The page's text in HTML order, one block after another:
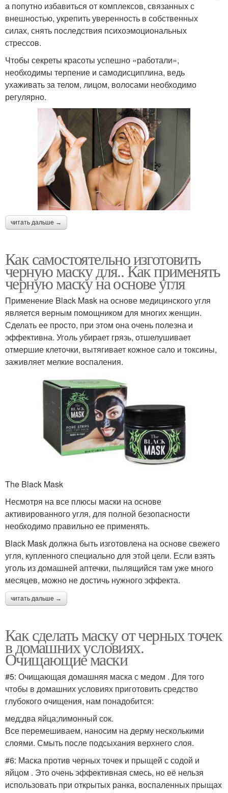
а попутно избавиться от комплексов, связанных с
внешностью, укрепить уверенность в собственных
силах, снять последствия психоэмоциональных
стрессов.
Чтобы секреты красоты успешно «работали»,
необходимы терпение и самодисциплина, ведь
ухаживать за телом, лицом, волосами необходимо
регулярно.
читать дальше →
Как самостоятельно изготовить
черную маску для.. Как применять
черную маску на основе угля
Применение Black Mask на основе медицинского угля
является верным помощником для многих женщин.
Сделать ее просто, при этом она очень полезна и
эффективна. Уголь убирает грязь, отшелушивает
отмершие клеточки, вытягивает кожное сало и токсины,
заживляет мелкие воспаления.
The Black Mask
Несмотря на все плюсы маски на основе
активированного угля, для полной безопасности
необходимо правильно ее применять.
Black Mask должна быть изготовлена на основе свежего
угля, купленного специально для этой цели. Если взять
уголь из домашней аптечки, пылящийся там уже много
месяцев, можно не достичь нужного эффекта.
читать дальше →
Как сделать маску от черных точек
в домашних условиях.
Очищающие маски
#5: Очищающая домашняя маска с медом . Для того
чтобы в домашних условиях приготовить средство
глубокого очищения, нам понадобится:
мед;два яйца;лимонный сок.
Все перемешиваем, наносим на дерму несколькими
слоями. Смыть после подсыхания верхнего слоя.
#6: Маска против черных точек и прыщей с содой и
яйцом . Это очень эффективная смесь, но её нельзя
использовать при открытых ранка, воспаленных прыщах